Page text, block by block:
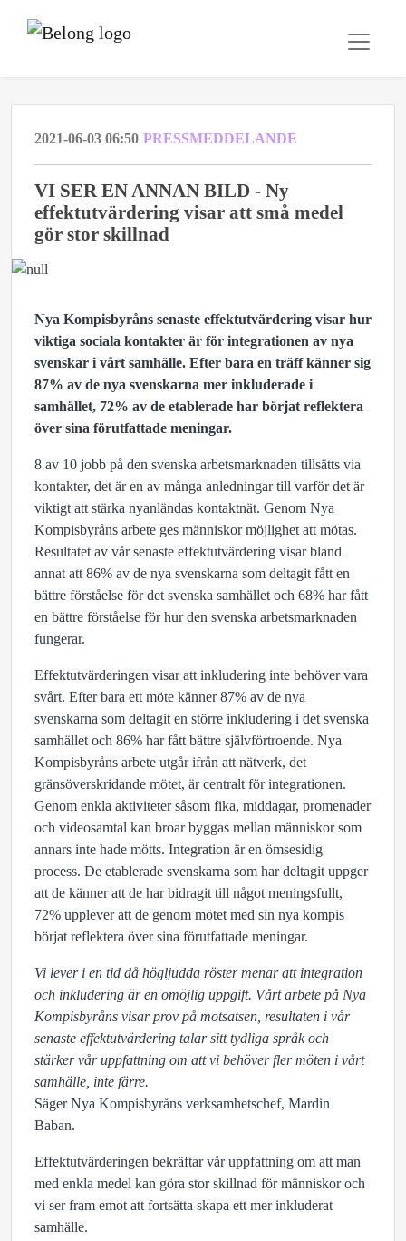
2021-06-03 06:50 PRESSMEDDELANDE
VI SER EN ANNAN BILD - Ny
effektutvärdering visar att små medel
gör stor skillnad
Nya Kompisbyråns senaste effektutvärdering visar hur
viktiga sociala kontakter är för integrationen av nya
svenskar i vårt samhälle. Efter bara en träff känner sig
87% av de nya svenskarna mer inkluderade i
samhället, 72% av de etablerade har börjat reflektera
över sina förutfattade meningar.
8 av 10 jobb på den svenska arbetsmarknaden tillsätts via
kontakter, det är en av många anledningar till varför det är
viktigt att stärka nyanländas kontaktnät. Genom Nya
Kompisbyråns arbete ges människor möjlighet att mötas.
Resultatet av vår senaste effektutvärdering visar bland
annat att 86% av de nya svenskarna som deltagit fått en
bättre förståelse för det svenska samhället och 68% har fått
en bättre förståelse för hur den svenska arbetsmarknaden
fungerar.
Effektutvärderingen visar att inkludering inte behöver vara
svårt. Efter bara ett möte känner 87% av de nya
svenskarna som deltagit en större inkludering i det svenska
samhället och 86% har fått bättre självförtroende. Nya
Kompisbyråns arbete utgår ifrån att nätverk, det
gränsöverskridande mötet, är centralt för integrationen.
Genom enkla aktiviteter såsom fika, middagar, promenader
och videosamtal kan broar byggas mellan människor som
annars inte hade mötts. Integration är en ömsesidig
process. De etablerade svenskarna som har deltagit uppger
att de känner att de har bidragit till något meningsfullt,
72% upplever att de genom mötet med sin nya kompis
börjat reflektera över sina förutfattade meningar.
Vi lever i en tid då högljudda röster menar att integration
och inkludering är en omöjlig uppgift. Vårt arbete på Nya
Kompisbyråns visar prov på motsatsen, resultaten i vår
senaste effektutvärdering talar sitt tydliga språk och
stärker vår uppfattning om att vi behöver fler möten i vårt
samhälle, inte färre.
Säger Nya Kompisbyråns verksamhetschef, Mardin
Baban.
Effektutvärderingen bekräftar vår uppfattning om att man
med enkla medel kan göra stor skillnad för människor och
vi ser fram emot att fortsätta skapa ett mer inkluderat
samhälle.